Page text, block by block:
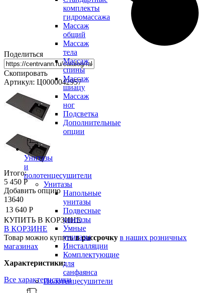
комплекты
гидромассажа
Массаж
общий
Массаж
тела
Массаж
спины
Массаж
шиацу
Массаж
ног
Подсветка
Дополнительные
опции
Унитазы
и
полотенцесушители
Унитазы
Напольные
унитазы
Подвесные
унитазы
Умные
унитазы
Инсталляции
Комплектующие
для
санфаянса
Полотенцесушители
Поделиться
Скопировать
Артикул: Ц0000042957
Итого:
5 450 Р
Добавить опцию
13640
13 640 Р
КУПИТЬ В КОРЗИНЕ
В КОРЗИНЕ
Товар можно купитьв рассрочку в наших розничных
магазинах
Характеристики:
Все характеристики